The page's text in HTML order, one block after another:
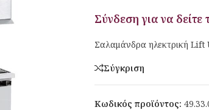
Σύνδεση για να δείτε
Σαλαμάνδρα ηλεκτρική Lift
Σύγκριση
Κωδικός προϊόντος: